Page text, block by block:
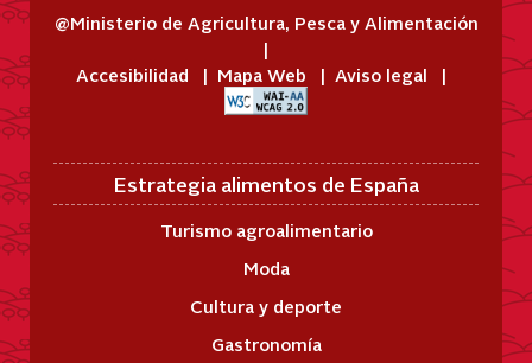
@Ministerio de Agricultura, Pesca y Alimentación
Accesibilidad Mapa Web Aviso legal
Estrategia alimentos de España
Turismo agroalimentario
Moda
Cultura y deporte
Gastronomía